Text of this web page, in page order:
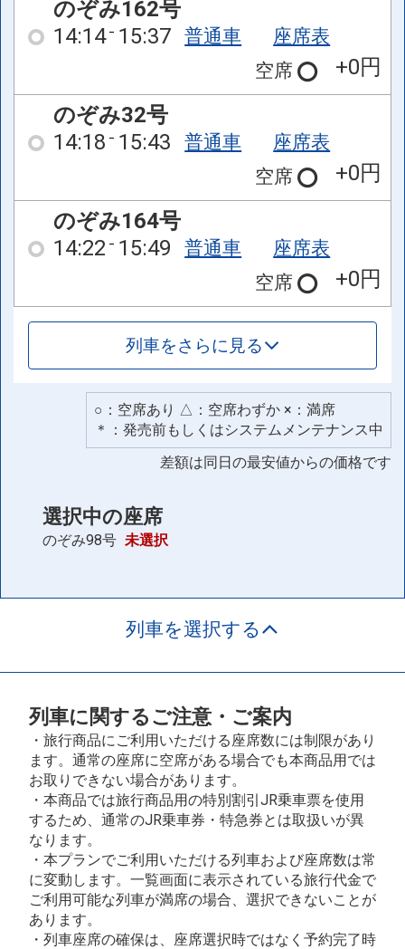
のぞみ162号
14:14 15:37 普通車
座席表
空席
+0円
のぞみ32号
14:18 15:43 普通車
座席表
空席
+0円
のぞみ164号
14:22 15:49 普通車
座席表
空席
+0円
列車をさらに見る
○：空席あり △：空席わずか ×：満席
＊：発売前もしくはシステムメンテナンス中
差額は同日の最安値からの価格です
選択中の座席
のぞみ98号 未選択
列車を選択する
列車に関するご注意・ご案内
・旅行商品にご利用いただける座席数には制限があり
ます。通常の座席に空席がある場合でも本商品用では
お取りできない場合があります。
・本商品では旅行商品用の特別割引JR乗車票を使用
するため、通常のJR乗車券・特急券とは取扱いが異
なります。
・本プランでご利用いただける列車および座席数は常
に変動します。一覧画面に表示されている旅行代金で
ご利用可能な列車が満席の場合、選択できないことが
あります。
・列車座席の確保は、座席選択時ではなく予約完了時